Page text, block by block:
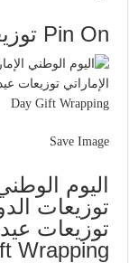
Pin On توزيعات
Save Image
اليوم
توزيعات
Wrapping